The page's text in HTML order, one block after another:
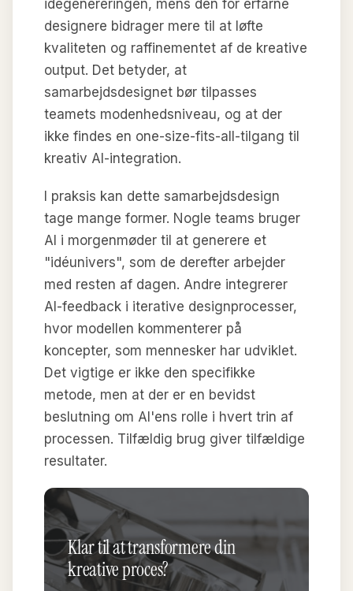
idégenereringen, mens den for erfarne
designere bidrager mere til at løfte
kvaliteten og raffinementet af de kreative
output. Det betyder, at
samarbejdsdesignet bør tilpasses
teamets modenhedsniveau, og at der
ikke findes en one-size-fits-all-tilgang til
kreativ AI-integration.
I praksis kan dette samarbejdsdesign
tage mange former. Nogle teams bruger
AI i morgenmøder til at generere et
"idéunivers", som de derefter arbejder
med resten af dagen. Andre integrerer
AI-feedback i iterative designprocesser,
hvor modellen kommenterer på
koncepter, som mennesker har udviklet.
Det vigtige er ikke den specifikke
metode, men at der er en bevidst
beslutning om AI'ens rolle i hvert trin af
processen. Tilfældig brug giver tilfældige
resultater.
Klar til at transformere din
kreative proces?